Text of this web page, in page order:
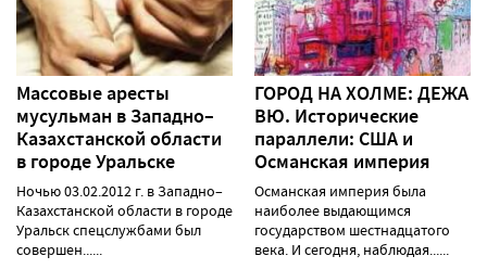
Массовые аресты
мусульман в Западно–
Казахстанской области
в городе Уральске
Ночью 03.02.2012 г. в Западно–
Казахстанской области в городе
Уральск спецслужбами был
совершен......
ГОРОД НА ХОЛМЕ: ДЕЖА
ВЮ. Исторические
параллели: США и
Османская империя
Османская империя была
наиболее выдающимся
государством шестнадцатого
века. И сегодня, наблюдая......